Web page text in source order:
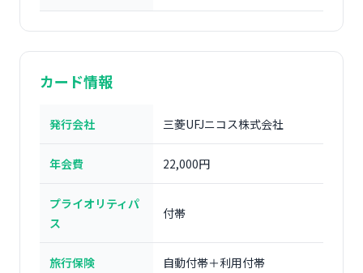
カード情報
発行会社 三菱UFJニコス株式会社
年会費 22,000円
プライオリティパ
ス
付帯
旅行保険 自動付帯＋利用付帯